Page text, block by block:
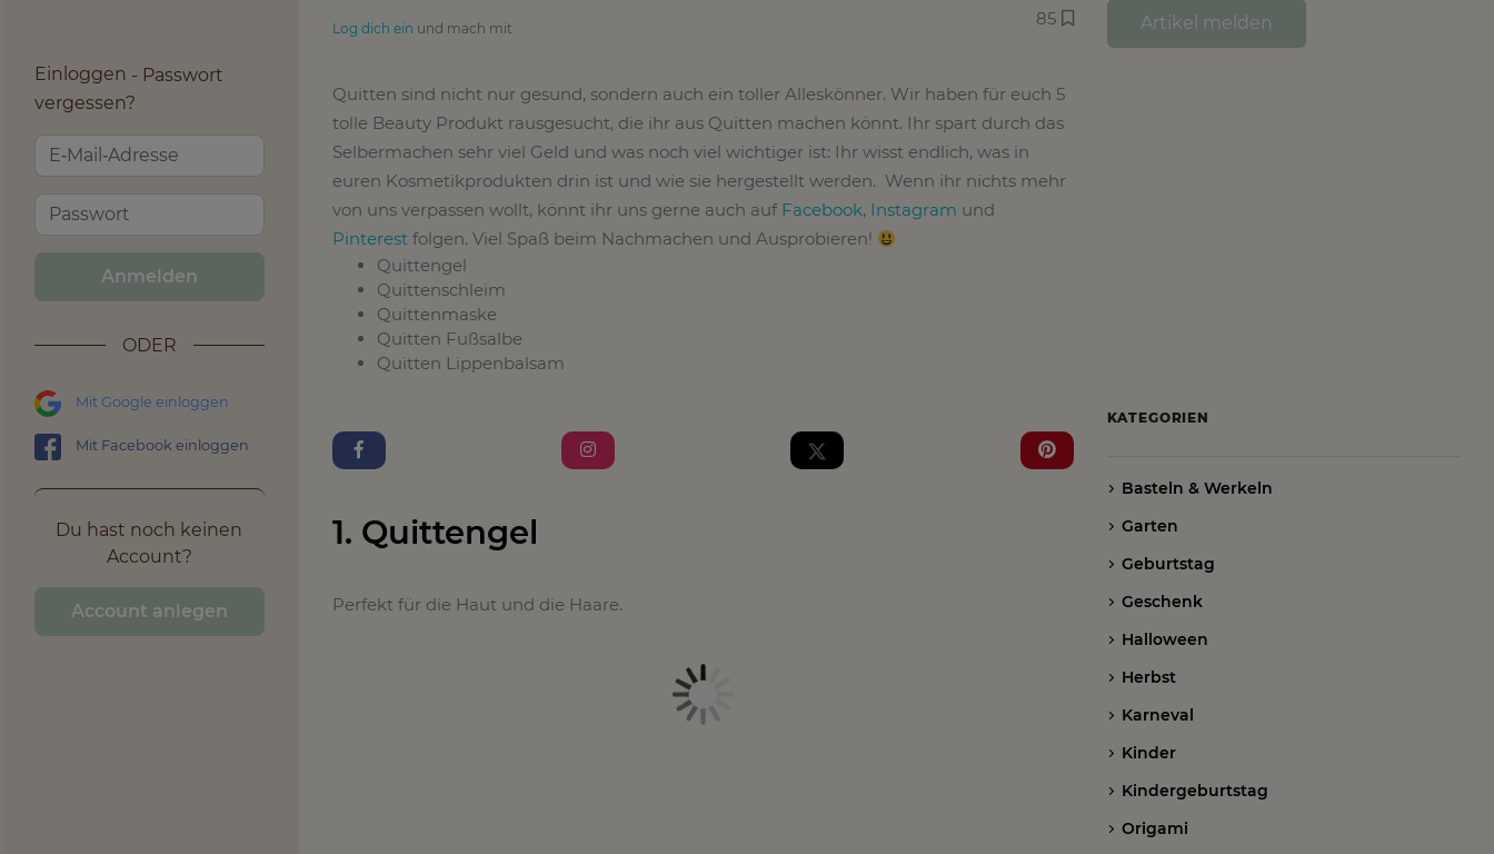
Einloggen
Passwort
vergessen?
Anmelden
ODER
Mit Google einloggen
Mit Facebook einloggen
Du hast noch keinen
Account?
Account anlegen
Log dich ein und mach mit 85
Quitten sind nicht nur gesund, sondern auch ein toller Alleskönner. Wir haben für euch 5
tolle Beauty Produkt rausgesucht, die ihr aus Quitten machen könnt. Ihr spart durch das
Selbermachen sehr viel Geld und was noch viel wichtiger ist: Ihr wisst endlich, was in
euren Kosmetikprodukten drin ist und wie sie hergestellt werden. Wenn ihr nichts mehr
von uns verpassen wollt, könnt ihr uns gerne auch auf Facebook, Instagram und
Pinterestfolgen. Viel Spaß beim Nachmachen und Ausprobieren!
Quittengel
Quittenschleim
Quittenmaske
Quitten Fußsalbe
Quitten Lippenbalsam
1. Quittengel
Perfekt für die Haut und die Haare.
Artikel melden
KATEGORIEN
Basteln & Werkeln
Garten
Geburtstag
Geschenk
Halloween
Herbst
Karneval
Kinder
Kindergeburtstag
Origami